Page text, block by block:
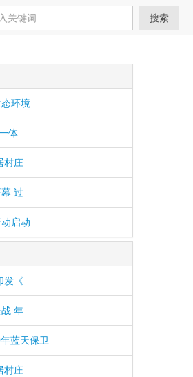
搜索
环境
体
村庄
过
启动
发《
年
蓝天保卫
村庄